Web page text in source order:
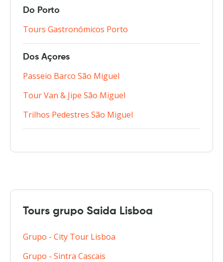
Do Porto
Tours Gastronómicos Porto
Dos Açores
Passeio Barco São Miguel
Tour Van & Jipe São Miguel
Trilhos Pedestres São Miguel
Tours grupo Saida Lisboa
Grupo - City Tour Lisboa
Grupo - Sintra Cascais